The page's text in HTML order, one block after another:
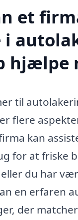
et
i
hjælpe
til
flere
kan
for at friske
du har
en erfaren
der